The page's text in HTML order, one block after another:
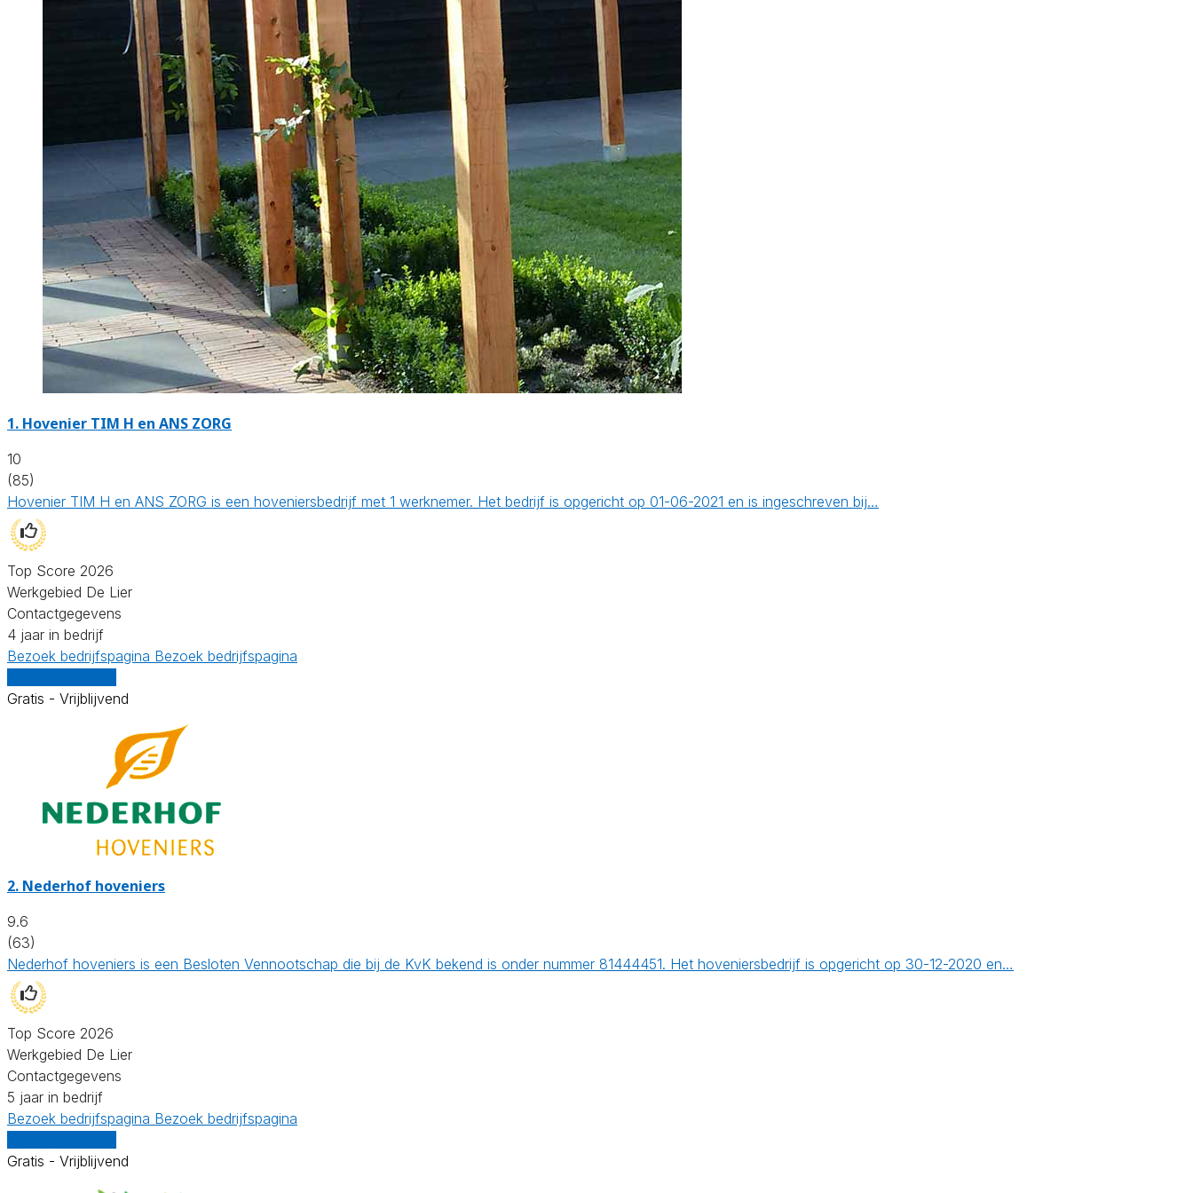
1. Hovenier TIM H en ANS ZORG
10
(85)
Hovenier TIM H en ANS ZORG is een hoveniersbedrijf met 1 werknemer. Het bedrijf is opgericht op 01-06-2021 en is ingeschreven bij…
Top Score 2026
Werkgebied De Lier
Contactgegevens
4 jaar in bedrijf
Bezoek bedrijfspagina Bezoek bedrijfspagina
Gratis - Vrijblijvend
2. Nederhof hoveniers
9.6
(63)
Nederhof hoveniers is een Besloten Vennootschap die bij de KvK bekend is onder nummer 81444451. Het hoveniersbedrijf is opgericht op 30-12-2020 en…
Top Score 2026
Werkgebied De Lier
Contactgegevens
5 jaar in bedrijf
Bezoek bedrijfspagina Bezoek bedrijfspagina
Gratis - Vrijblijvend